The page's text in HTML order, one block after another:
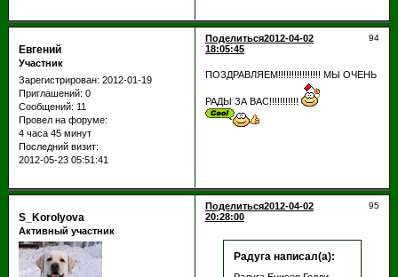
Поделиться 94
2012-04-02
18:05:45
Евгений
Участник
Зарегистрирован: 2012-01-19
Приглашений: 0
Сообщений: 11
Провел на форуме:
4 часа 45 минут
Последний визит:
2012-05-23 05:51:41
ПОЗДРАВЛЯЕМ!!!!!!!!!!!!!!!! МЫ ОЧЕНЬ
РАДЫ ЗА ВАС!!!!!!!!!!!
Поделиться 95
2012-04-02
20:28:00
S_Korolyova
Активный участник
Радуга написал(а):